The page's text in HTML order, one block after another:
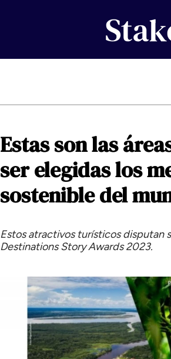
Estassonlas
serelegidaslos
sostenibledel
Estos atractivos turísticos disputan
Destinations Story Awards 2023.